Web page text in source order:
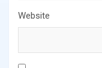
Website